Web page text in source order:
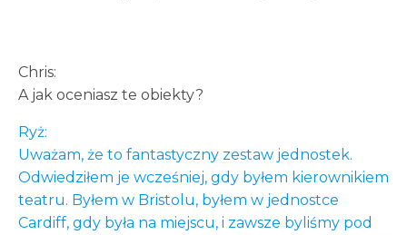
Chris:
A jak oceniasz te obiekty?
Ryż:
Uważam, że to fantastyczny zestaw jednostek.
Odwiedziłem je wcześniej, gdy byłem kierownikiem
teatru. Byłem w Bristolu, byłem w jednostce
Cardiff, gdy była na miejscu, i zawsze byliśmy pod